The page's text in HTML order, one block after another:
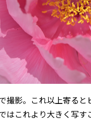
撮影。これ以上寄ると
はこれより大きく写す